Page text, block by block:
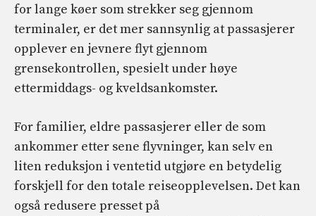
for lange køer som strekker seg gjennom
terminaler, er det mer sannsynlig at passasjerer
opplever en jevnere flyt gjennom
grensekontrollen, spesielt under høye
ettermiddags- og kveldsankomster.
For familier, eldre passasjerer eller de som
ankommer etter sene flyvninger, kan selv en
liten reduksjon i ventetid utgjøre en betydelig
forskjell for den totale reiseopplevelsen. Det kan
også redusere presset på